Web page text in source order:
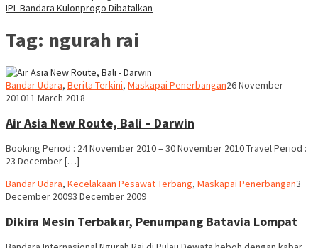
IPL Bandara Kulonprogo Dibatalkan
Tag: ngurah rai
Bandar Udara, Berita Terkini, Maskapai PenerbanganWebmaster
26 November
201011 March 2018
Air Asia New Route, Bali – Darwin
Booking Period : 24 November 2010 – 30 November 2010 Travel Period :
23 December […]
Bandar Udara, Kecelakaan Pesawat Terbang, Maskapai Penerbangan3
December 20093 December 2009
Dikira Mesin Terbakar, Penumpang Batavia Lompat